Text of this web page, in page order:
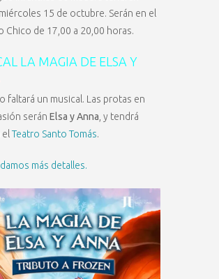
15 de octubre. Serán en el
Chico de 17,00 a 20,00 horas.
LA MAGIA DE ELSA Y
faltará un musical. Las protas en
serán Elsa y Anna , y tendrá
el Teatro Santo Tomás.
más detalles.